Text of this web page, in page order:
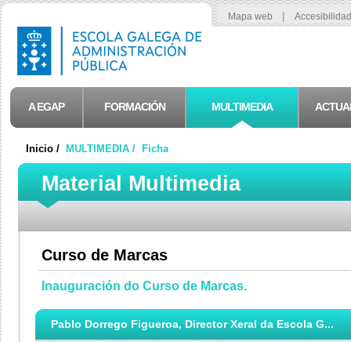
Mapa web |
A EGAP FORMACIÓN MULTIMEDIA
Inicio / MULTIMEDIA / Ficha
Material Multimedia
Curso de Marcas
Inauguración do Curso de Marcas.
Pablo Dorrego Figueroa, Director Xeral da Escola G...